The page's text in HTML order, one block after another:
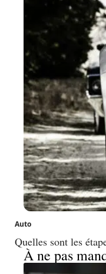
Auto
Quelles sont les
À ne pas